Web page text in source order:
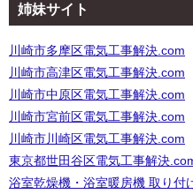
姉妹サイト
川崎市多摩区電気工事解決.com
川崎市高津区電気工事解決.com
川崎市中原区電気工事解決.com
川崎市宮前区電気工事解決.com
川崎市川崎区電気工事解決.com
東京都世田谷区電気工事解決
浴室乾燥機・浴室暖房機 取り付